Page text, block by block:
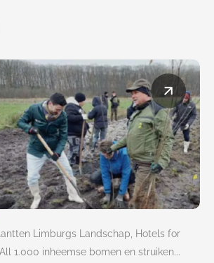
Limburgs Landschap, Hotels for
1.000 inheemse bomen en struiken...